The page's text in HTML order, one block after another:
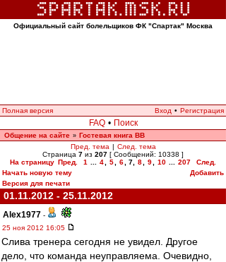
Официальный сайт болельщиков ФК "Спартак" Москва
Полная версия Вход • Регистрация
FAQ • Поиск
Общение на сайте » Гостевая книга ВВ
Пред. тема | След. тема
Страница 7 из 207 [ Сообщений: 10338 ]
На страницу Пред. 1 4 5 6 7 8 9 10 207
След.
Начать новую тему
Добавить
Версия для печати
01.11.2012 - 25.11.2012
Alex1977 -
25 ноя 2012 16:05
Слива тренера сегодня не увидел. Другое
дело, что команда неуправляема. Очевидно,